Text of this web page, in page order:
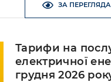
ЗА
Тарифи на
електричної
грудня 2026